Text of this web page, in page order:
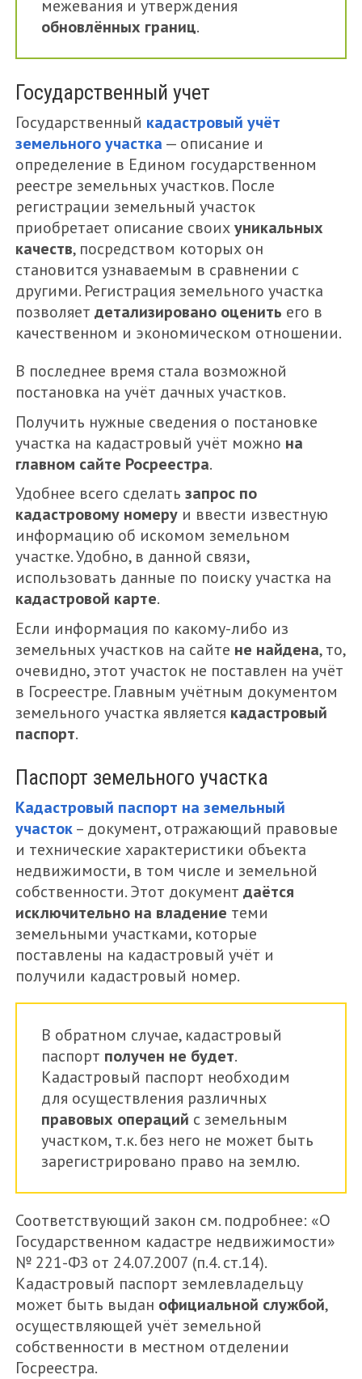
межевания и утверждения
обновлённых границ.
Государственный учет
Государственный кадастровый учёт
земельного участка — описание и
определение в Едином государственном
реестре земельных участков. После
регистрации земельный участок
приобретает описание своихуникальных
качеств, посредством которых он
становится узнаваемым в сравнении с
другими. Регистрация земельного участка
позволяетдетализировано оценить его в
качественном и экономическом отношении.
В последнее время стала возможной
постановка на учёт дачных участков.
Получить нужные сведения о постановке
участка на кадастровый учёт можно на
главном сайте Росреестра.
Удобнее всего сделатьзапрос по
кадастровому номеру и ввести известную
информацию об искомом земельном
участке. Удобно, в данной связи,
использовать данные по поиску участка на
кадастровой карте.
Если информация по какому-либо из
земельных участков на сайте не найдена, то,
очевидно, этот участок не поставлен на учёт
в Госреестре. Главным учётным документом
земельного участка является кадастровый
паспорт.
Паспорт земельного участка
Кадастровый паспорт на земельный
участок– документ, отражающий правовые
и технические характеристики объекта
недвижимости, в том числе и земельной
собственности. Этот документдаётся
исключительно на владение теми
земельными участками, которые
поставлены на кадастровый учёт и
получили кадастровый номер.
В обратном случае, кадастровый
паспорт получен не будет.
Кадастровый паспорт необходим
для осуществления различных
правовых операций с земельным
участком, т.к. без него не может быть
зарегистрировано право на землю.
Соответствующий закон см. подробнее: «О
Государственном кадастре недвижимости»
№ 221-ФЗ от 24.07.2007 (п.4. ст.14).
Кадастровый паспорт землевладельцу
может быть выдан официальной службой,
осуществляющей учёт земельной
собственности в местном отделении
Госреестра.